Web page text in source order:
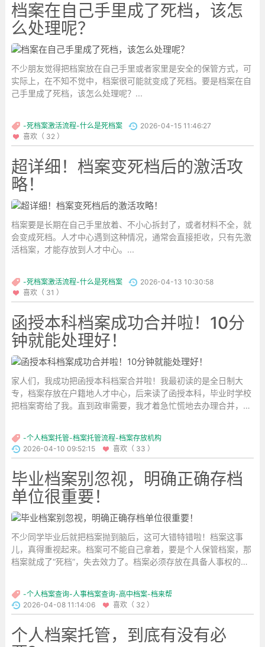
档案在自己手里成了死档，该怎
么处理呢？
不少朋友觉得把档案放在自己手里或者家里是安全的保管方式，可
实际上，在不知不觉中，档案很可能就变成了死档。要是档案在自
己手里成了死档，该怎么处理呢？...
-死档案激活流程-什么是死档案
2026-04-15 11:46:27
喜欢（ 32 ）
超详细！档案变死档后的激活攻
略！
档案要是长期在自己手里放着、不小心拆封了，或者材料不全，就
会变成死档。人才中心遇到这种情况，通常会直接拒收，只有先激
活档案，才能存放到人才中心。...
-死档案激活流程-什么是死档案
2026-04-13 10:30:58
喜欢（ 31 ）
函授本科档案成功合并啦！10分
钟就能处理好！
家人们，我成功把函授本科档案合并啦！我最初读的是全日制大
专，档案存放在户籍地人才中心，后来读了函授本科，毕业时学校
把档案寄给了我。直到政审需要，我才着急忙慌地去办理合并，好
-个人档案托管-档案托管流程-档案存放机构
2026-04-10 09:52:15
喜欢（ 33 ）
毕业档案别忽视，明确正确存档
单位很重要！
不少同学毕业后就把档案抛到脑后，这可大错特错啦！档案这事
儿，真得重视起来。档案可不能自己拿着，要是个人保管档案，那
档案就成了“死档”，失去效力了。档案必须存放在具备人事权的单
-个人档案查询-人事档案查询-高中档案-档来帮
2026-04-08 11:14:06
喜欢（ 32 ）
个人档案托管，到底有没有必